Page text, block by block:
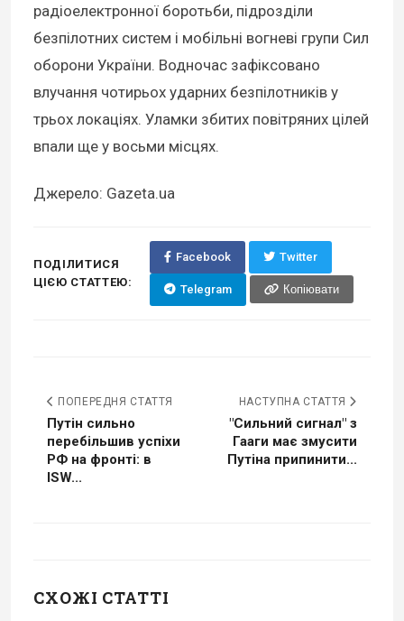
радіоелектронної боротьби, підрозділи
безпілотних систем і мобільні вогневі групи Сил
оборони України. Водночас зафіксовано
влучання чотирьох ударних безпілотників у
трьох локаціях. Уламки збитих повітряних цілей
впали ще у восьми місцях.
Джерело: Gazeta.ua
ПОДІЛИТИСЯ
ЦІЄЮ СТАТТЕЮ:
Facebook Twitter
Telegram Копіювати
ПОПЕРЕДНЯ СТАТТЯ
Путін сильно
перебільшив успіхи
РФ на фронті: в
ISW...
НАСТУПНА СТАТТЯ
"Сильний сигнал" з
Гааги має змусити
Путіна припинити...
СХОЖІ СТАТТІ